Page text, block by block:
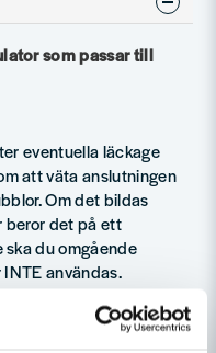
som passar till
eventuella läckage
att väta anslutningen
Om det bildas
beror det på ett
du omgående
användas.
slang, ventil och
ska du kontakta